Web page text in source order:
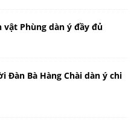
vật Phùng dàn ý đầy đủ
Đàn Bà Hàng Chài dàn ý chi